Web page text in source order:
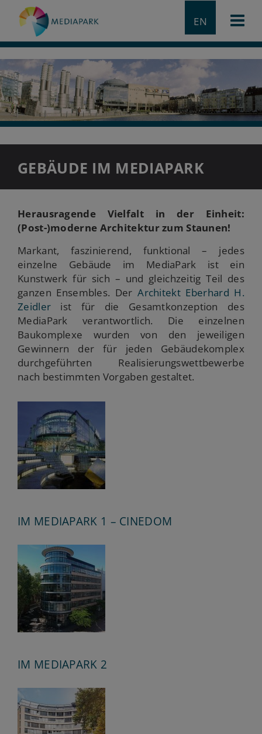
EN
GEBÄUDE IM MEDIAPARK
Herausragende Vielfalt in der Einheit:
(Post-)moderne Architektur zum Staunen!
Markant, faszinierend, funktional – jedes
einzelne Gebäude im MediaPark ist ein
Kunstwerk für sich – und gleichzeitig Teil des
ganzen Ensembles. DerArchitekt Eberhard H.
Zeidler ist für die Gesamtkonzeption des
MediaPark verantwortlich. Die einzelnen
Baukomplexe wurden von den jeweiligen
Gewinnern der für jeden Gebäudekomplex
durchgeführten Realisierungswettbewerbe
nach bestimmten Vorgaben gestaltet.
IM MEDIAPARK 1 – CINEDOM
IM MEDIAPARK 2